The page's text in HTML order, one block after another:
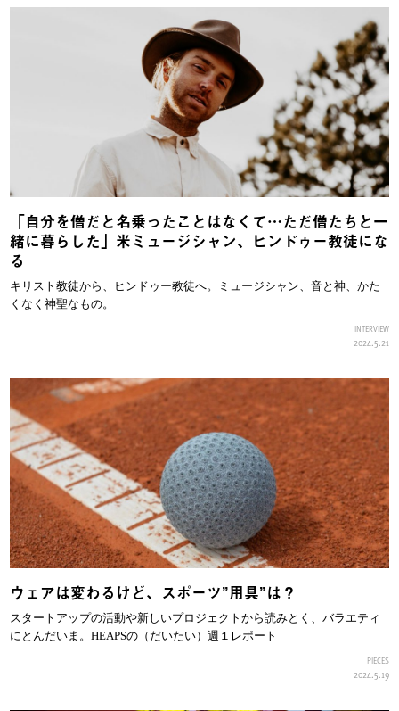
「自分を僧だと名乗ったことはなくて…ただ僧たちと一
緒に暮らした」米ミュージシャン、ヒンドゥー教徒にな
る
キリスト教徒から、ヒンドゥー教徒へ。ミュージシャン、音と神、かた
くなく神聖なもの。
INTERVIEW
2024.5.21
ウェアは変わるけど、スポーツ”用具”は？
スタートアップの活動や新しいプロジェクトから読みとく、バラエティ
にとんだいま。HEAPSの（だいたい）週１レポート
PIECES
2024.5.19